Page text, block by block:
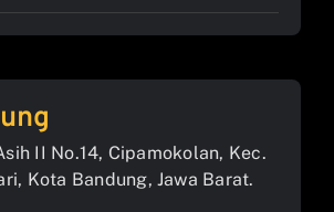
II No.14, Cipamokolan, Kec.
Kota Bandung, Jawa Barat.